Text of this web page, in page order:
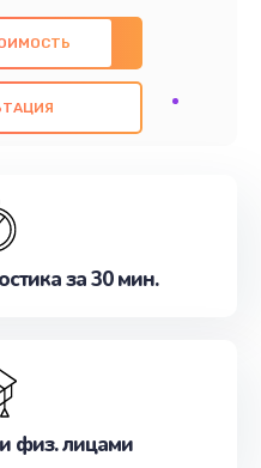
ремонт с
компонентов, а
всех
цель - предоставить
записаться на
за 30 мин.
физ. лицами